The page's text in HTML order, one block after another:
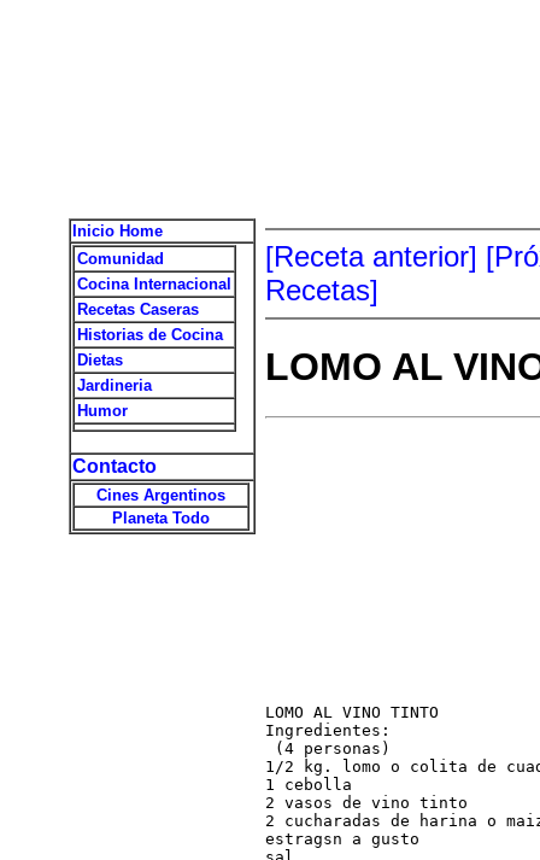
Inicio Home
Comunidad
Cocina Internacional
Recetas Caseras
Historias de Cocina
Dietas
Jardineria
Humor
Contacto
Cines Argentinos
Planeta Todo
[Receta anterior]
Recetas]
LOMO AL
LOMO AL VINO TINTO
Ingredientes:
(4 personas)
1/2 kg. lomo o colita de
1 cebolla
2 vasos de vino tinto
2 cucharadas de harina o
estragsn a gusto